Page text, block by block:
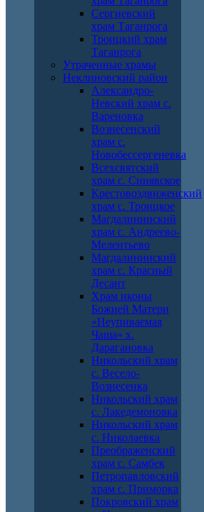
Сергиевский
храм Таганрога
Троицкий храм
Таганрога
Утраченные храмы
Неклиновский район
Александро-
Невский храм с.
Вареновка
Вознесенский
храм с.
Новобессергеневка
Всехсвятский
храм с. Синявское
Крестовоздвиженский
храм с. Троицкое
Магдалининский
храм с. Андреево-
Мелентьево
Магдалининский
храм с. Красный
Десант
Храм иконы
Божией Матери
«Неупиваемая
Чаша» х.
Дарагановка
Никольский храм
с. Весело-
Вознесенка
Никольский храм
с. Лакедемоновка
Никольский храм
с. Николаевка
Преображенский
храм с. Самбек
Петропавловский
храм с. Приморка
Покровский храм